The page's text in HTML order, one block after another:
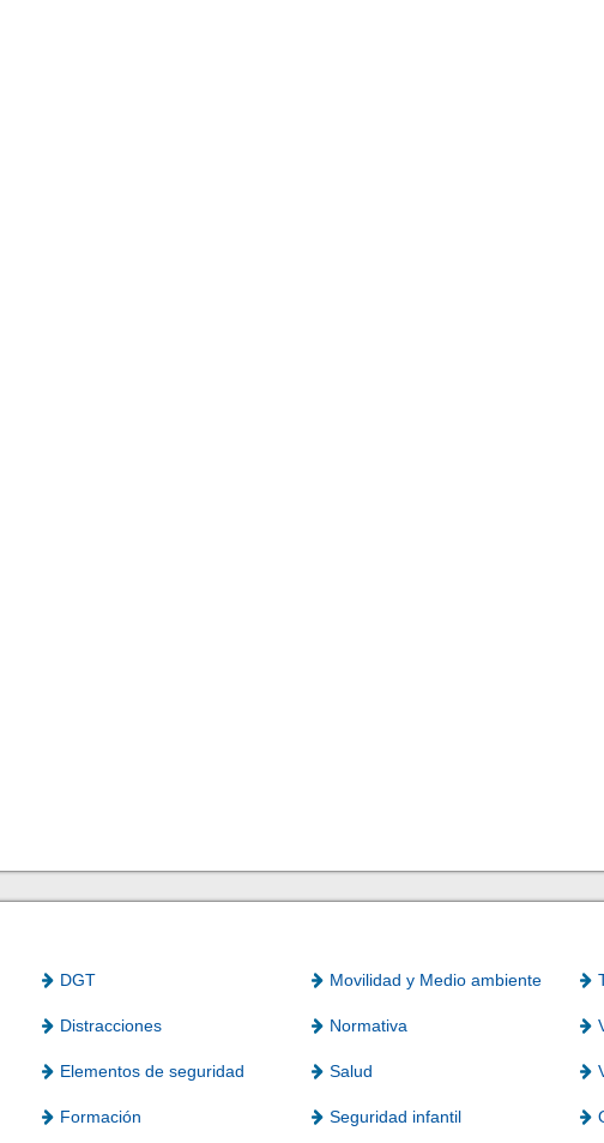
DGT Movilidad y Medio ambiente
Distracciones Normativa
Elementos de seguridad Salud
Formación Seguridad infantil